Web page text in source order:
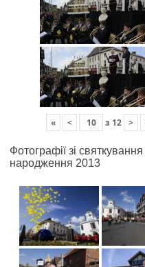
« < з 12 >
Фотографії зі
народження 2013